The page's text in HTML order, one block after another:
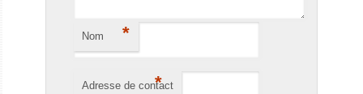
Nom *
Adresse de contact
*